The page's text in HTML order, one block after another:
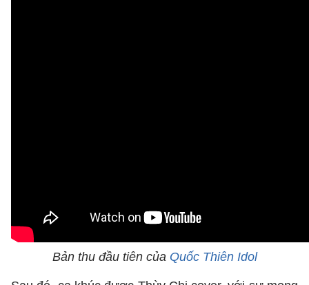
Bản thu đầu tiên của Quốc Thiên Idol